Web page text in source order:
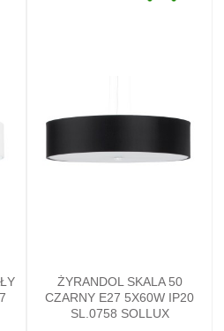
ŻYRANDOL SKALA 50
CZARNY E27 5X60W IP20
SL.0758 SOLLUX